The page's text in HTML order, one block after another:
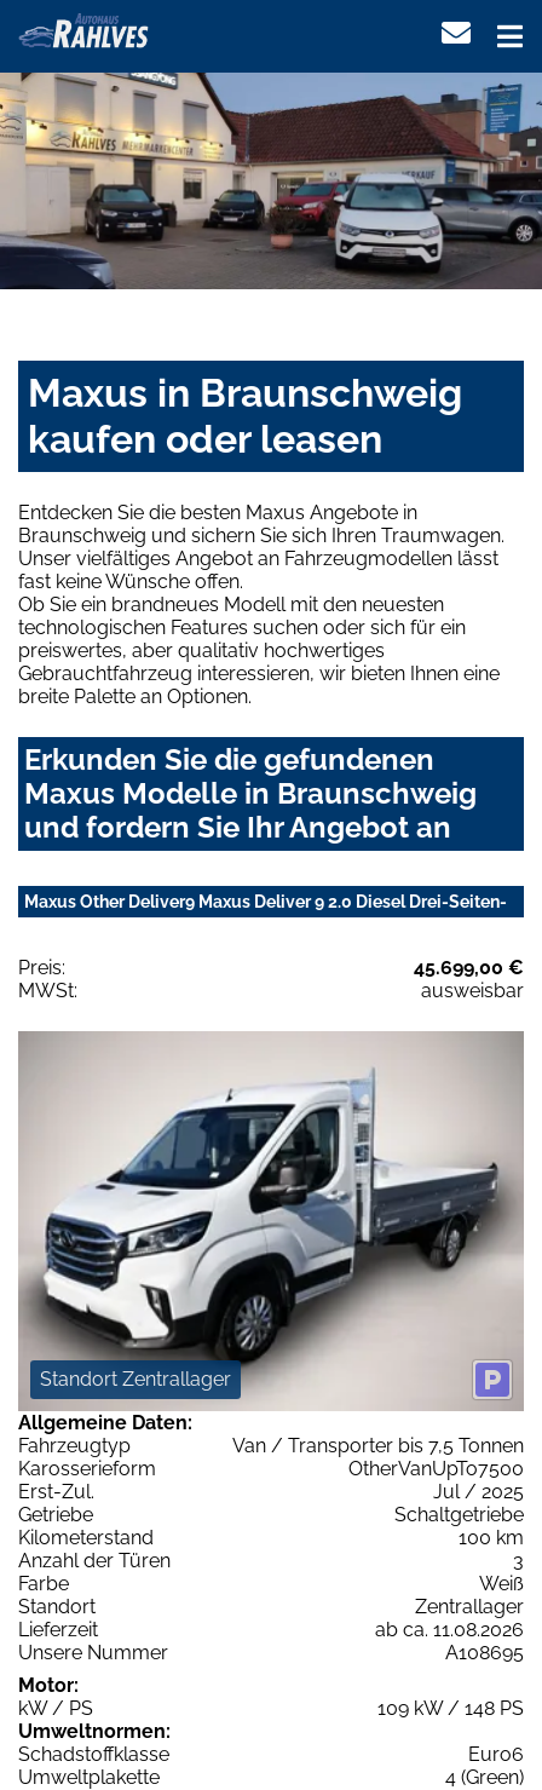
Maxus in Braunschweig
kaufen oder leasen
Entdecken Sie die besten Maxus Angebote in
Braunschweig und sichern Sie sich Ihren Traumwagen.
Unser vielfältiges Angebot an Fahrzeugmodellen lässt
fast keine Wünsche offen.
Ob Sie ein brandneues Modell mit den neuesten
technologischen Features suchen oder sich für ein
preiswertes, aber qualitativ hochwertiges
Gebrauchtfahrzeug interessieren, wir bieten Ihnen eine
breite Palette an Optionen.
Erkunden Sie die gefundenen
Maxus Modelle in Braunschweig
und fordern Sie Ihr Angebot an
Maxus Other Deliver9 Maxus Deliver 9 2.0 Diesel Drei-Seiten-
Preis:
45.699,00 €
MWSt:
ausweisbar
Standort Zentrallager
Allgemeine Daten:
Fahrzeugtyp
Van / Transporter bis 7,5 Tonnen
Karosserieform
OtherVanUpTo7500
Erst-Zul.
Jul / 2025
Getriebe
Schaltgetriebe
Kilometerstand
100 km
Anzahl der Türen
3
Farbe
Weiß
Standort
Zentrallager
Lieferzeit
ab ca. 11.08.2026
Unsere Nummer
A108695
Motor:
kW / PS
109 kW / 148 PS
Umweltnormen:
Schadstoffklasse
Euro6
Umweltplakette
4 (Green)